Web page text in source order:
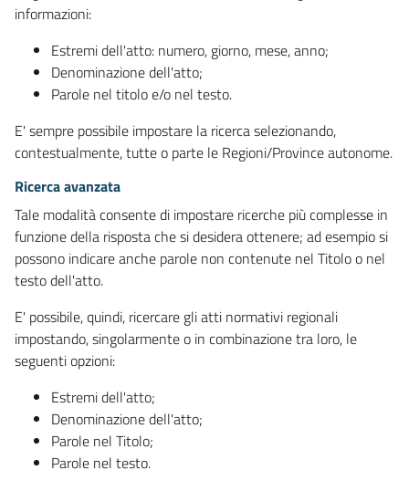
informazioni:
Estremi dell'atto: numero, giorno, mese, anno;
Denominazione dell'atto;
Parole nel titolo e/o nel testo.
E' sempre possibile impostare la ricerca selezionando,
contestualmente, tutte o parte le Regioni/Province autonome.
Ricerca avanzata
Tale modalità consente di impostare ricerche più complesse in
funzione della risposta che si desidera ottenere; ad esempio si
possono indicare anche parole non contenute nel Titolo o nel
testo dell'atto.
E' possibile, quindi, ricercare gli atti normativi regionali
impostando, singolarmente o in combinazione tra loro, le
seguenti opzioni:
Estremi dell'atto;
Denominazione dell'atto;
Parole nel Titolo;
Parole nel testo.